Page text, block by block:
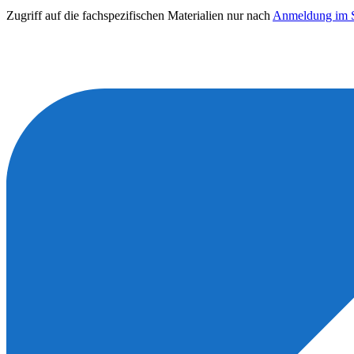
Zugriff auf die fachspezifischen Materialien nur nach Anmeldung im